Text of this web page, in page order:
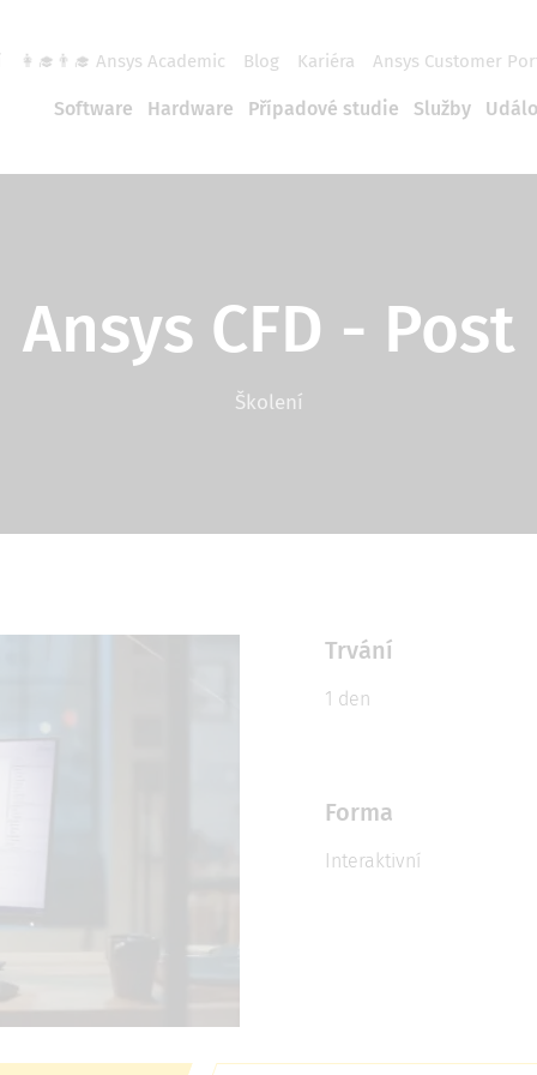
👩‍🎓👨‍🎓 Ansys Academic Blog Kariéra Ansys Customer
Software Hardware Případové studie Služby
Ansys CFD - Post
Školení
Trvání
1 den
Forma
Interaktivní